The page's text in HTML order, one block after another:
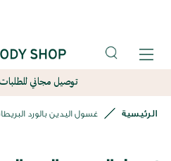
توصيل مجاني للطلبات من
الرئيسية غسول اليدين بالورد